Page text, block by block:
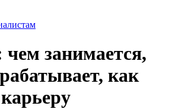
чем занимается,
как